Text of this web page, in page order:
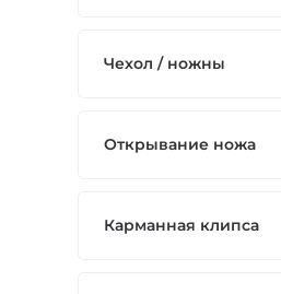
Чехол / ножны
Открывание ножа
Карманная клипса